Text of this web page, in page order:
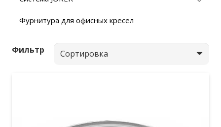
Фурнитура для офисных кресел
Фильтр